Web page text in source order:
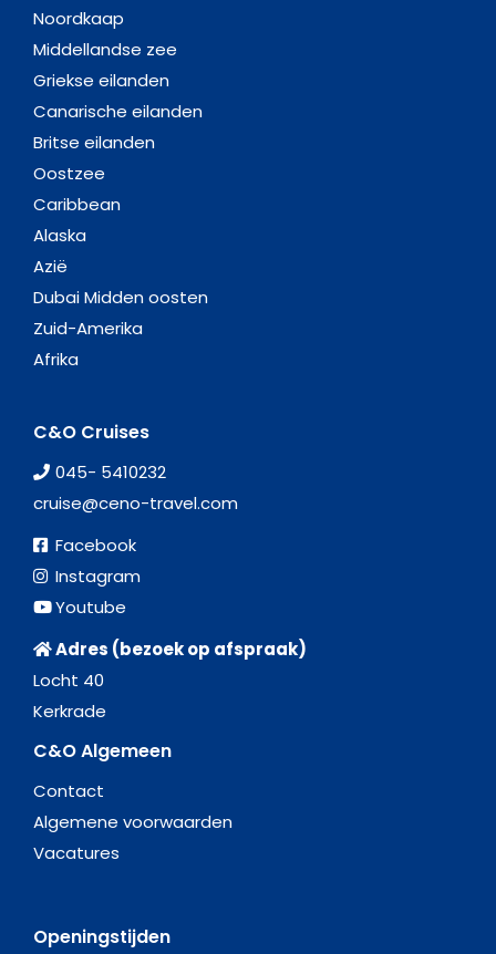
Noordkaap
Middellandse zee
Griekse eilanden
Canarische eilanden
Britse eilanden
Oostzee
Caribbean
Alaska
Azië
Dubai Midden oosten
Zuid-Amerika
Afrika
C&O Cruises
045- 5410232
cruise@ceno-travel.com
Facebook
Instagram
Youtube
Adres (bezoek op afspraak)
Locht 40
Kerkrade
C&O Algemeen
Contact
Algemene voorwaarden
Vacatures
Openingstijden